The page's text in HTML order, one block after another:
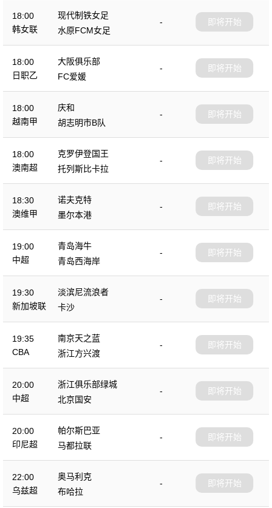
18:00
韩女联
现代制铁女足
-
水原FCM女足
即将开始
18:00
日职乙
大阪俱乐部
-
FC爱媛
即将开始
18:00
越南甲
庆和
-
胡志明市B队
即将开始
18:00
澳南超
克罗伊登国王
-
托列斯比卡拉
即将开始
18:30
澳维甲
诺夫克特
-
墨尔本港
即将开始
19:00
中超
青岛海牛
-
青岛西海岸
即将开始
19:30
新加坡联
淡滨尼流浪者
-
卡沙
即将开始
19:35
CBA
南京天之蓝
-
浙江方兴渡
即将开始
20:00
中超
浙江俱乐部绿城
-
北京国安
即将开始
20:00
印尼超
帕尔斯巴亚
-
马都拉联
即将开始
22:00
乌兹超
奥马利克
-
布哈拉
即将开始